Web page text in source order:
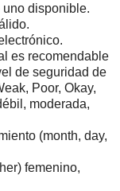
disponible.
es recomendable
de seguridad de
Poor, Okay,
moderada,
(month, day,
femenino,